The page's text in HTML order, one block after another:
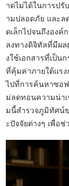
าดไม่ได้ในการปรั
ามปลอดภัย และล
ดเล็กไปจนถึงอง
ลงทางดิจิทัลที่มีผ
งใช้เอกสารที่เป็น
ที่คุ้มค่าภายใต้แรง
ไปที่การค้นหาซอ
ม่ลดทอนความน่า
มนี้สำรวจภูมิทัศน์
ะปัจจัยต่างๆ เพื่อ